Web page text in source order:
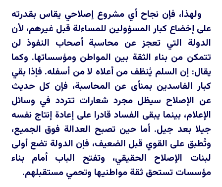
ولهذا، فإن نجاح أي مشروع إصلاحي يقاس بقدرته
على إخضاع كبار المسؤولين للمساءلة قبل غيرهم، لأن
الدولة التي تعجز عن محاسبة أصحاب النفوذ لن
تتمكن من بناء الثقة بين المواطن ومؤسساتها. وكما
يقال: إن السلم يُنظف من أعلاه لا من أسفله. فإذا بقي
كبار الفاسدين بمنأى عن المحاسبة، فإن كل حديث
عن الإصلاح سيظل مجرد شعارات تتردد في وسائل
الإعلام، بينما يبقى الفساد قادرا على إعادة إنتاج نفسه
جيلا بعد جيل. أما حين تصبح العدالة فوق الجميع،
وتُطبق على القوي قبل الضعيف، فإن الدولة تضع أولى
لبنات الإصلاح الحقيقي، وتفتح الباب أمام بناء
مؤسسات تستحق ثقة مواطنيها وتحمي مستقبلهم.